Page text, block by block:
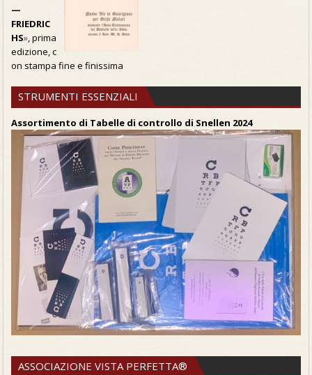
—
FRIEDRIC
HS», prima
edizione, c
on stampa fine e finissima
STRUMENTI ESSENZIALI
Assortimento di Tabelle di controllo di Snellen 2024
ASSOCIAZIONE VISTA PERFETTA®